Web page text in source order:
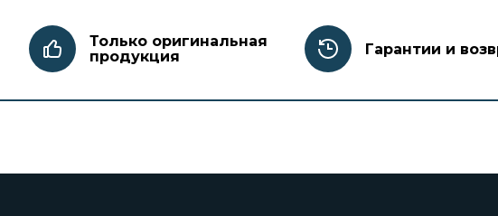
Только оригинальная
продукция
Гарантии и